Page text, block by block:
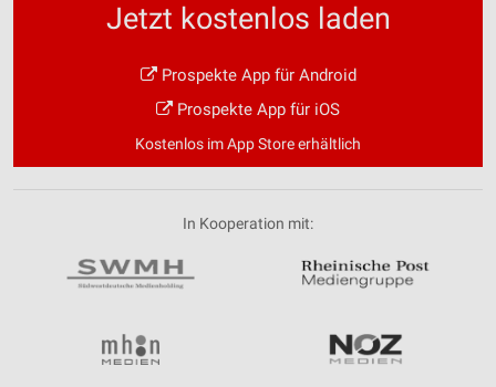
Jetzt kostenlos laden
Prospekte App für Android
Prospekte App für iOS
Kostenlos im App Store erhältlich
In Kooperation mit:
Entwicklung und Verbesserung der Angebote
Verwendung reduzierter Daten zur Auswahl von
Verwendung genauer Standortdaten
Informationen identifizieren
Nicht-IAB-Verarbeitungszwecke:
Performance